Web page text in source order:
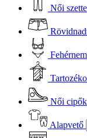
Női
Női cipők
Alapvető